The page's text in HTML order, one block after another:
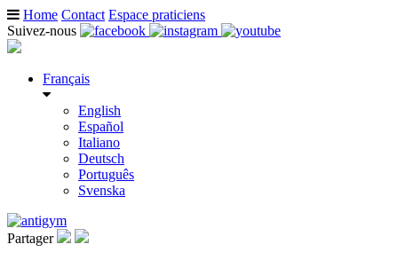
Home Contact Espace praticiens
Suivez-nous
Français
English
Español
Italiano
Deutsch
Português
Svenska
Partager